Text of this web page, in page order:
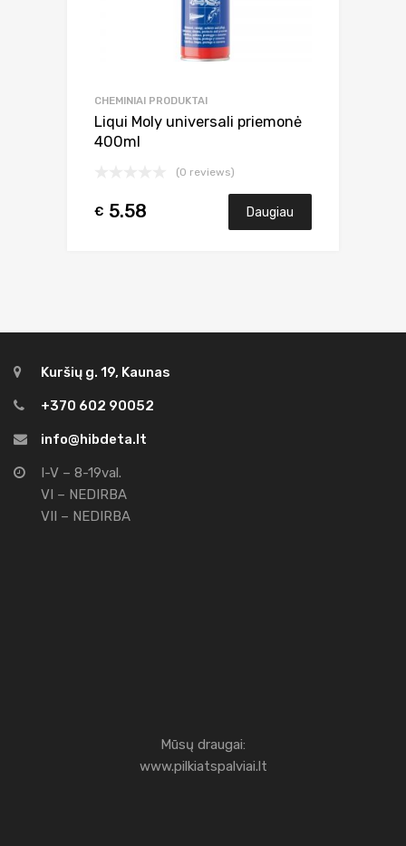
CHEMINIAI PRODUKTAI
Liqui Moly universali priemonė
400ml
(0 reviews)
€ 5.58 Daugiau
Kuršių g. 19, Kaunas
+370 602 90052
info@hibdeta.lt
I-V – 8-19val.
VI – NEDIRBA
VII – NEDIRBA
Mūsų draugai:
www.pilkiatspalviai.lt